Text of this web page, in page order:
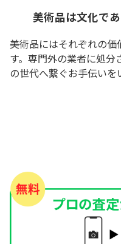
美術品は文化で
美術品にはそれぞれの
す。専門外の業者に処
の世代へ繋ぐお手伝いを